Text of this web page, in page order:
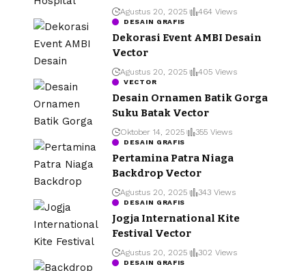
Agustus 20, 2025 464 Views
DESAIN GRAFIS
Dekorasi Event AMBI Desain
Vector
Agustus 20, 2025 405 Views
VECTOR
Desain Ornamen Batik Gorga
Suku Batak Vector
Oktober 14, 2025 355 Views
DESAIN GRAFIS
Pertamina Patra Niaga
Backdrop Vector
Agustus 20, 2025 343 Views
DESAIN GRAFIS
Jogja International Kite
Festival Vector
Agustus 20, 2025 302 Views
DESAIN GRAFIS